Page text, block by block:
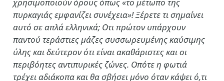
πυρκαγιάς εμφανίζει συνέχεια»! Ξέρετε τι σημαίνει
αυτό σε απλά ελληνικά; Οτι πρώτον υπάρχουν
παντού τεράστιες μάζες συσσωρευμένης καύσιμης
ύλης και δεύτερον ότι είναι ακαθάριστες και οι
περιβόητες αντιπυρικές ζώνες. Οπότε η φωτιά
τρέχει αδιάκοπα και θα σβήσει μόνο όταν κάψει ό,τι